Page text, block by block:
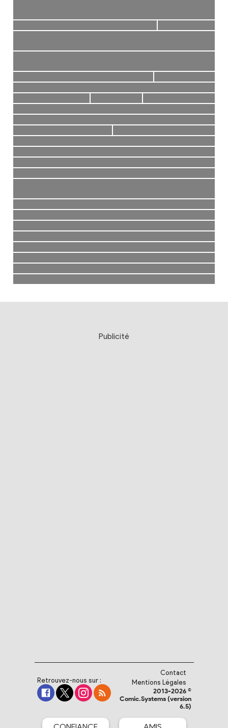
Publicité
Retrouvez-nous sur :
Contact
Mentions Légales
2013-2026 ©
Comic.Systems (version
6.5)